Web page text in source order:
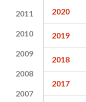
2011
2010
2009
2008
2007
2020
2019
2018
2017